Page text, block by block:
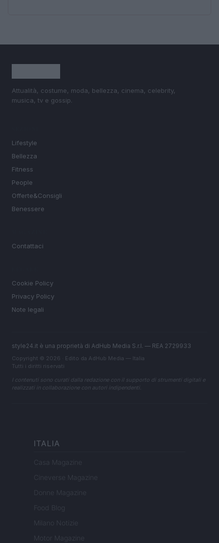
Attualità, costume, moda, bellezza, cinema, celebrity,
musica, tv e gossip.
Lifestyle
Bellezza
Fitness
People
Offerte&Consigli
Benessere
Contattaci
Cookie Policy
Privacy Policy
Note legali
style24.it è una proprietà di AdHub Media S.r.l. — REA 2729933
Copyright © 2026 · Edito da AdHub Media — Italia
Tutti i diritti riservati
I contenuti sono curati dalla redazione con il supporto di strumenti digitali e
realizzati in collaborazione con autori indipendenti.
ITALIA
Casa Magazine
Cineverse Magazine
Donne Magazine
Food Blog
Milano Notizie
Motor Magazine